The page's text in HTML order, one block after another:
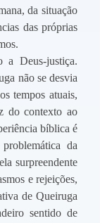
da situação
das próprias
a Deus-justiça.
não se desvia
tempos atuais,
do contexto ao
bíblica é
da
surpreendente
e rejeições,
de Queiruga
sentido de